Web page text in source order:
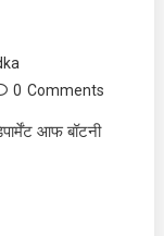
0 Comments
आफ बॉटनी